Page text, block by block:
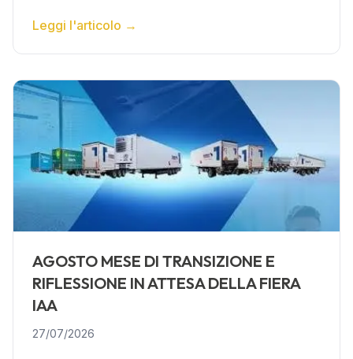
Leggi l'articolo →
AGOSTO MESE DI TRANSIZIONE E
RIFLESSIONE IN ATTESA DELLA FIERA
IAA
27/07/2026